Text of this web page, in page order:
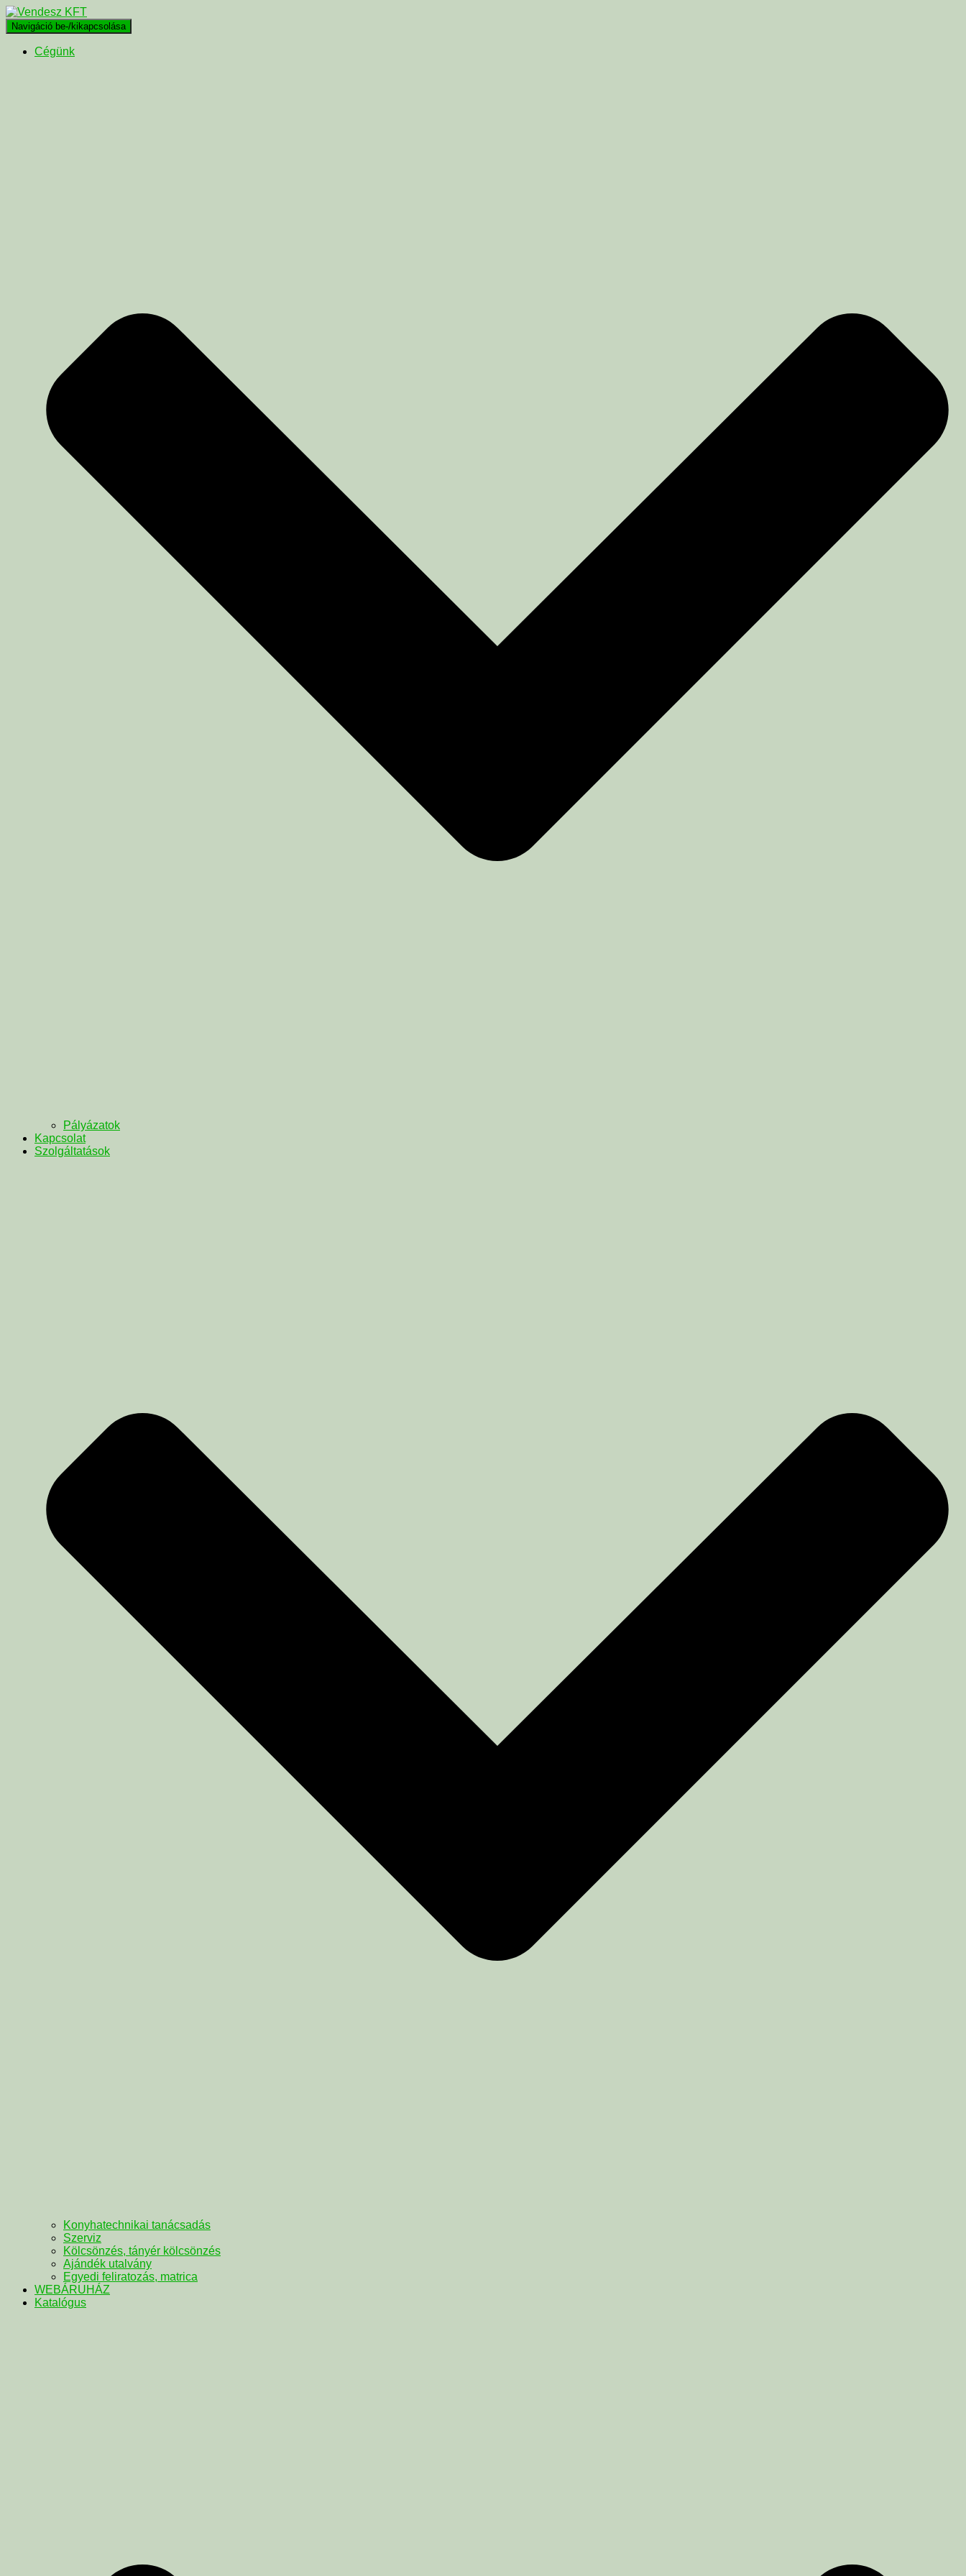
Navigáció be-/kikapcsolása
Cégünk
Pályázatok
Kapcsolat
Szolgáltatások
Konyhatechnikai tanácsadás
Szerviz
Kölcsönzés, tányér kölcsönzés
Ajándék utalvány
Egyedi feliratozás, matrica
WEBÁRUHÁZ
Katalógus